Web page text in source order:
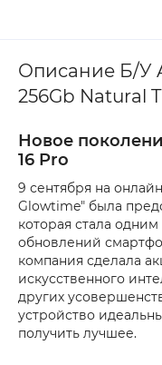
Описание Б/У
256Gb Natural
Новое
16 Pro
9 сентября на
Glowtime" была
которая стала
обновлений
компания сделала
искусственного
других
устройство
получить лучшее.